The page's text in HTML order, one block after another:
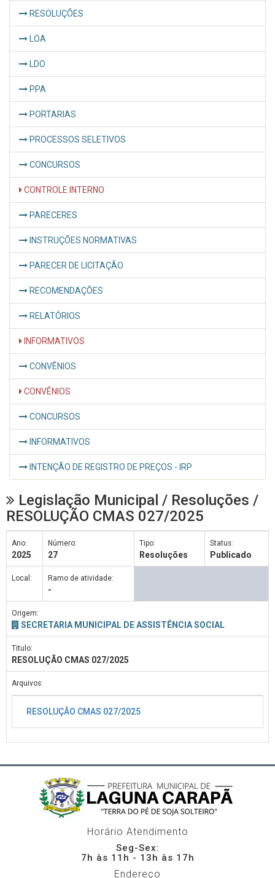
RESOLUÇÕES
LOA
LDO
PPA
PORTARIAS
PROCESSOS SELETIVOS
CONCURSOS
CONTROLE INTERNO
PARECERES
INSTRUÇÕES NORMATIVAS
PARECER DE LICITAÇÃO
RECOMENDAÇÕES
RELATÓRIOS
INFORMATIVOS
CONVÊNIOS
CONVÊNIOS
CONCURSOS
INFORMATIVOS
INTENÇÃO DE REGISTRO DE PREÇOS - IRP
Legislação Municipal / Resoluções /
RESOLUÇÃO CMAS 027/2025
Ano:
2025
Número:
27
Tipo:
Resoluções
Status:
Publicado
Local: Ramo de atividade:
-
Origem:
SECRETARIA MUNICIPAL DE ASSISTÊNCIA SOCIAL
Titulo:
RESOLUÇÃO CMAS 027/2025
Arquivos:
RESOLUÇÃO CMAS 027/2025
Horário Atendimento
Seg-Sex:
7h às 11h - 13h às 17h
Endereço